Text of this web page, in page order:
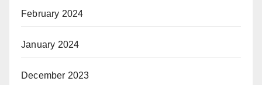
February 2024
January 2024
December 2023